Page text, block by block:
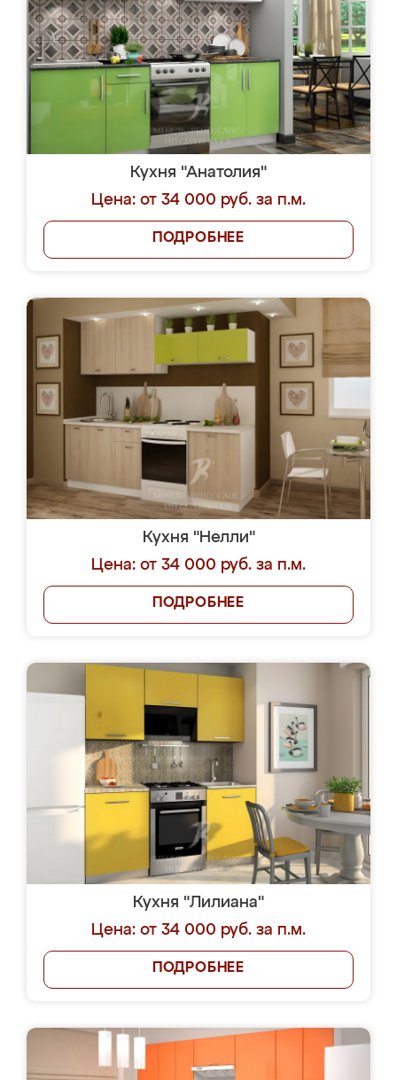
Кухня "Анатолия"
Цена: от 34 000 руб. за п.м.
ПОДРОБНЕЕ
Кухня "Нелли"
Цена: от 34 000 руб. за п.м.
ПОДРОБНЕЕ
Кухня "Лилиана"
Цена: от 34 000 руб. за п.м.
ПОДРОБНЕЕ